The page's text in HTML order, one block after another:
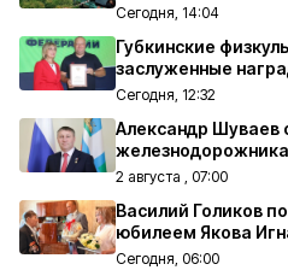
Сегодня, 14:04
Губкинские
заслуженные
Сегодня, 12:32
Александр Шуваев
2 августа , 07:00
Василий Голиков
юбилеем Якова
Сегодня, 06:00